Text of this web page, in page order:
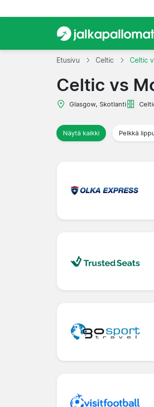
Etusivu Celtic Celtic
Celtic vs
Glasgow, Skotlanti
Näytä kaikki Pelkkä